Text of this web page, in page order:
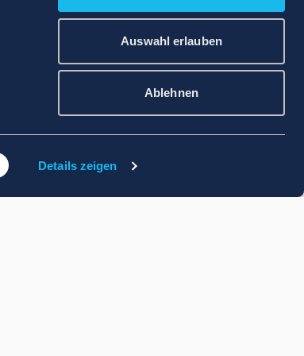
Details zeigen
Auswahl erlauben
Ablehnen